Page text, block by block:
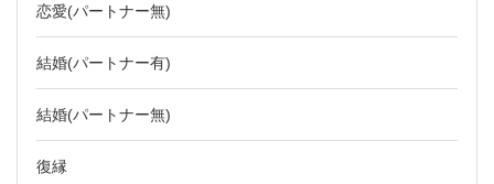
恋愛(パートナー無)
結婚(パートナー有)
結婚(パートナー無)
復縁